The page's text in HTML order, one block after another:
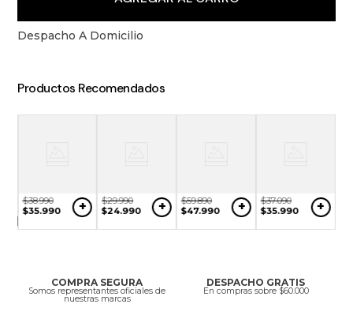
Despacho A Domicilio
Productos Recomendados
$38.990
$35.990 + $29.990
$24.990 + $59.890
$47.990 + $37.090
$35.990 +
COMPRA SEGURA
Somos representantes oficiales de
nuestras marcas
DESPACHO GRATIS
En compras sobre $60.000